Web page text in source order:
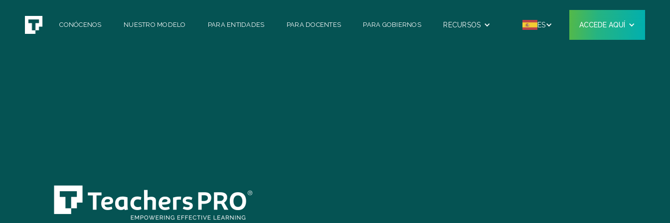
CONÓCENOS NUESTRO MODELO PARA ENTIDADES PARA DOCENTES PARA GOBIERNOS RECURSOS ES ACCEDE AQUÍ